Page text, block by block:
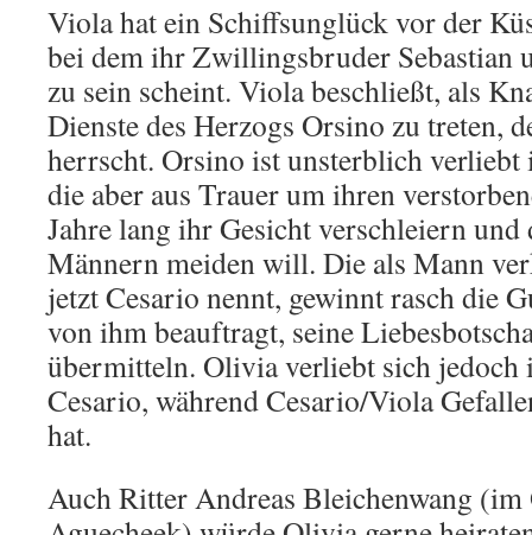
Viola hat ein Schiffsunglück vor der
bei dem ihr Zwillingsbruder Sebastian
zu sein scheint. Viola beschließt, als
Dienste des Herzogs Orsino zu treten,
herrscht. Orsino ist unsterblich
die aber aus Trauer um ihren
Jahre lang ihr Gesicht verschleiern
Männern meiden will. Die als Mann
jetzt Cesario nennt, gewinnt rasch die
von ihm beauftragt, seine
übermitteln. Olivia verliebt sich jedoch
Cesario, während Cesario/Viola
hat.
Auch Ritter Andreas Bleichenwang